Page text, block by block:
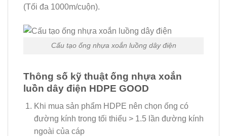
(Tối đa 1000m/cuộn).
Cấu tạo ống nhựa xoắn luồng dây điện
Thông số kỹ thuật ống nhựa xoắn
luồn dây điện HDPE GOOD
Khi mua sản phẩm HDPE nên chọn ống có
đường kính trong tối thiểu > 1.5 lần đường kính
ngoài của cáp